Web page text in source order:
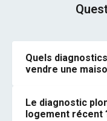
Quels
vendre une
Le diagnostic
logement récent